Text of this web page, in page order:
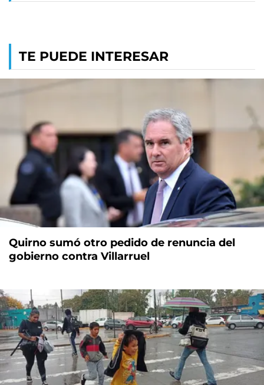
TE PUEDE INTERESAR
Quirno sumó otro pedido de renuncia del
gobierno contra Villarruel